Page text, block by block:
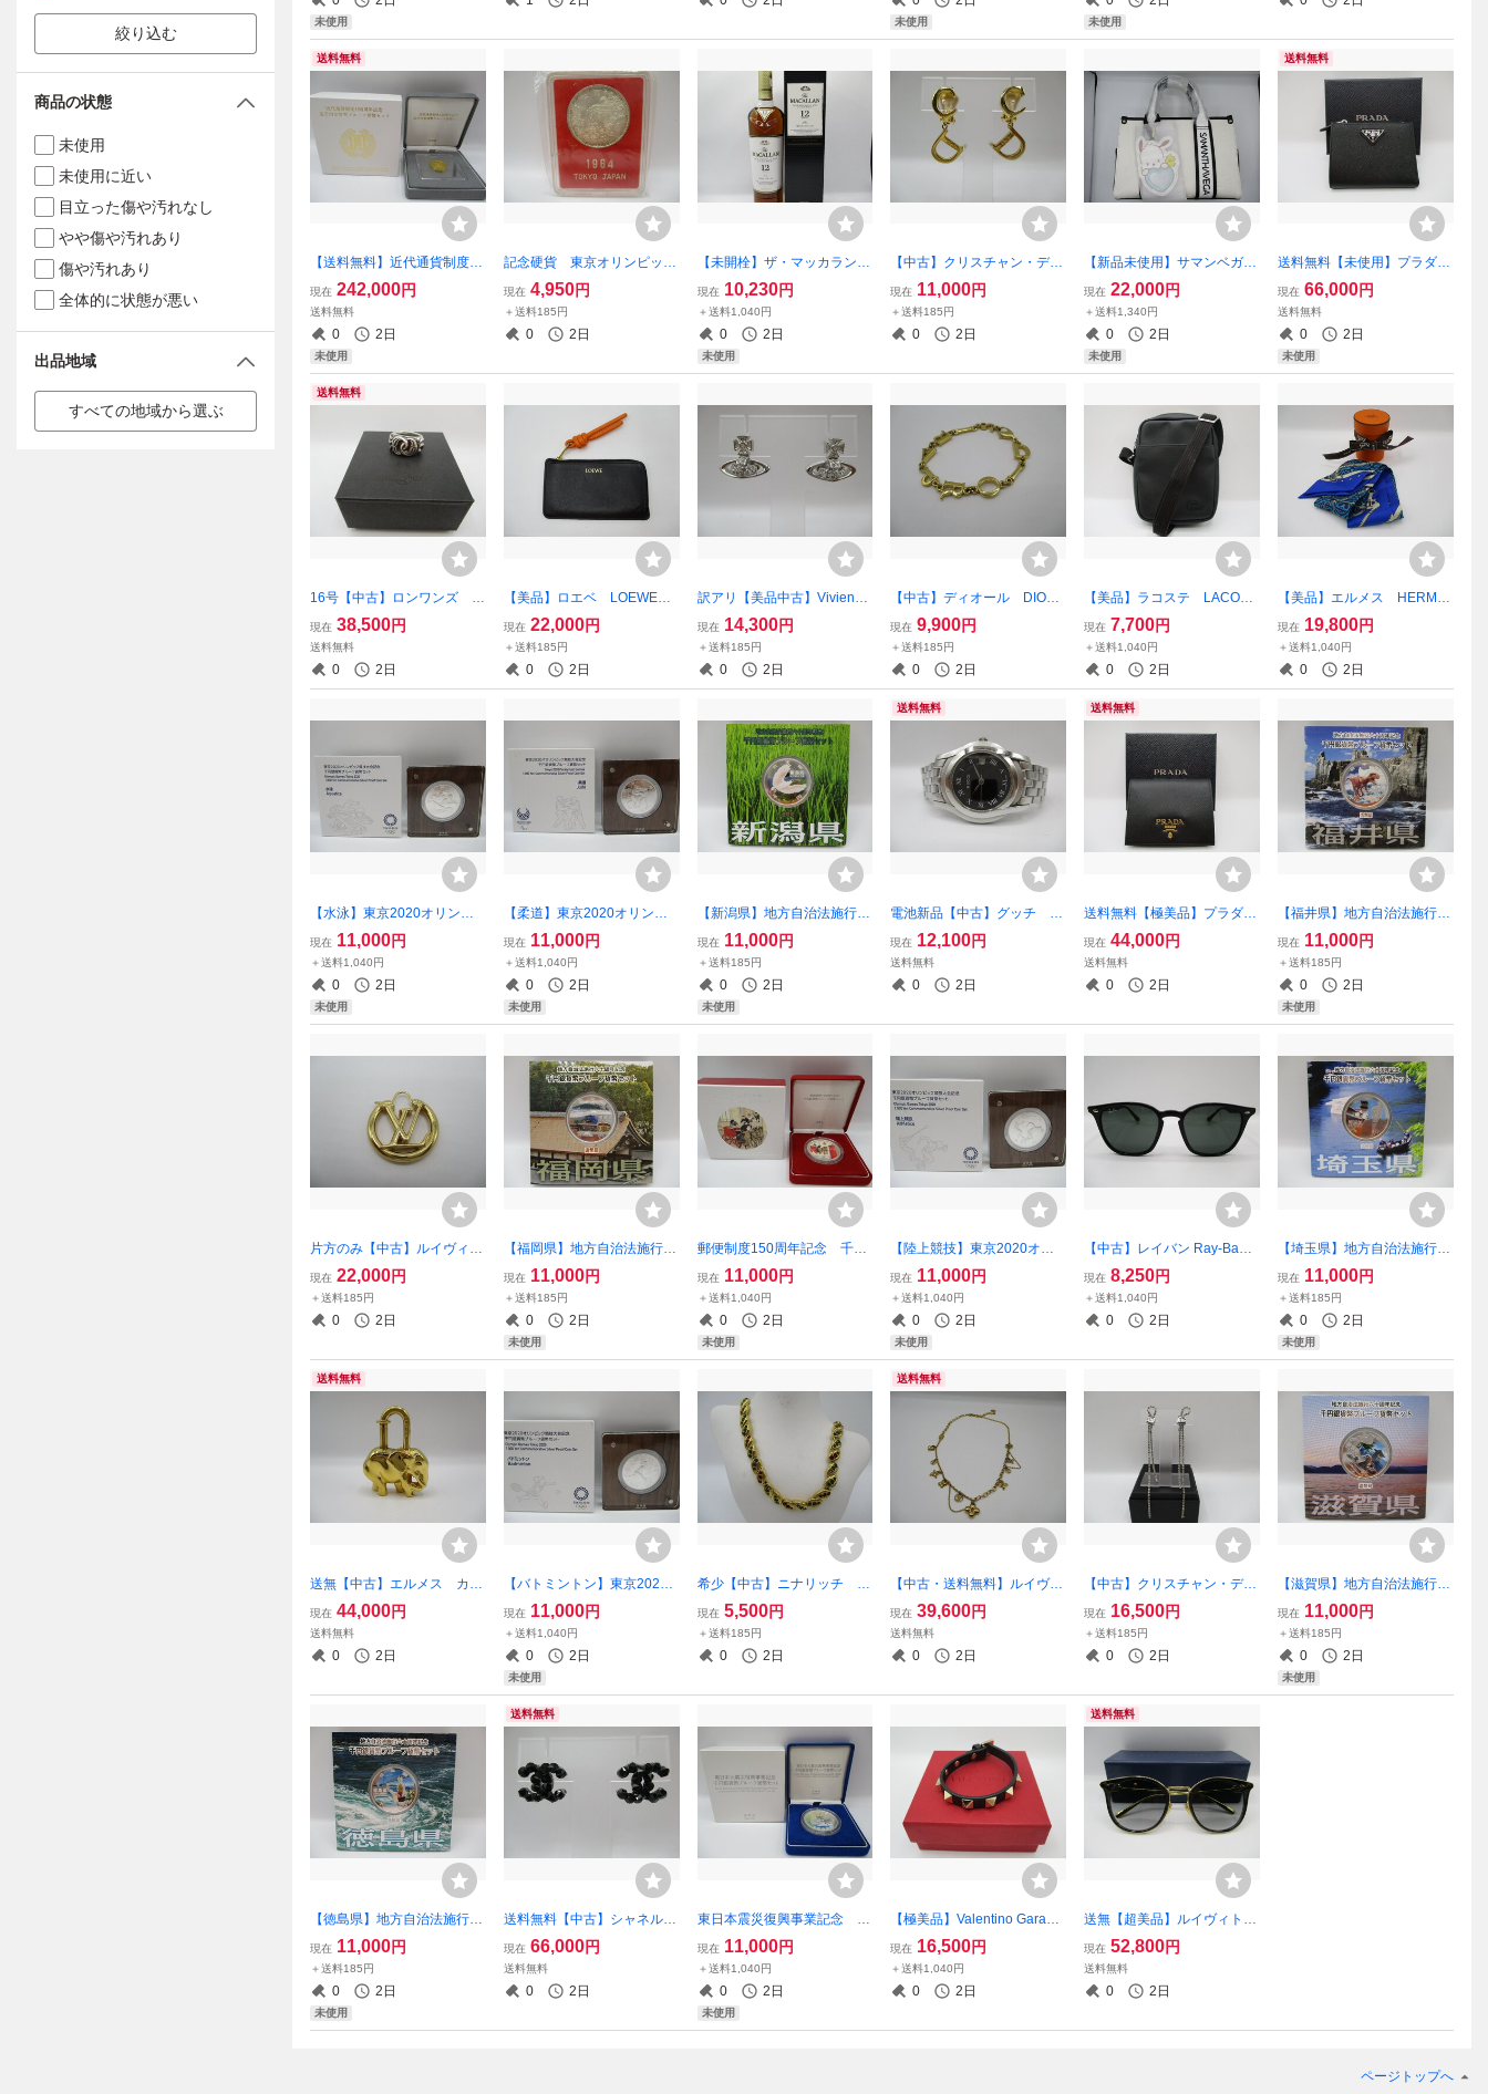
未使用 未使用 未使用
送料無料
【送料無料】近代通貨制度15
0周年記念 五千円金貨幣プ
ルーフ貨幣セット 純金 記
念コイン 造幣局
現在 242,000円
送料無料
0 2日
未使用
記念硬貨 東京オリンピッ
ク 昭和39年 1964年 10
00円銀貨 専用ケース
現在 4,950円
＋送料185円
0 2日
【未開栓】ザ・マッカラン12
年 シェリーオークカスク
スコッチ 40% 700ml 箱
現在 10,230円
＋送料1,040円
0 2日
未使用
【中古】クリスチャン・ディ
オール Dior イヤリング C
D ゴールド色
現在 11,000円
＋送料185円
0 2日
【新品未使用】サマンベガ
Samantha Vega 「ポチャ
ッコ」コレクション ハンド
バック 別売りチャーム付き
現在 22,000円
＋送料1,340円
0 2日
未使用
送料無料
送料無料【未使用】プラダ
サフィアーノ トライアング
ル 2つ折り財布 ブラッ
ク PRADA 1ML050
現在 66,000円
送料無料
0 2日
未使用
送料無料
16号【中古】ロンワンズ L
ONE ONES コスミックユ
ニオンリング レナードカム
ホート SV925
現在 38,500円
送料無料
0 2日
【美品】ロエベ LOEWE
ノットコインカードホルダ
ー ブラック×オレンジ
現在 22,000円
＋送料185円
0 2日
訳アリ【美品中古】Vivienne
Westwood ヴィヴィアンウ
エストウッド ディアマンテ
ハートモチーフ ピアス レ
ディース
現在 14,300円
＋送料185円
0 2日
【中古】ディオール DIOR
PARIS ロゴブレス ゴー
ルド色
現在 9,900円
＋送料185円
0 2日
【美品】ラコステ LACOST
E メンズクラシック バーテ
ィカルカメラバッグ NH44
22HC ボディバッグ・ショ
ルダーバッグ ミニマム
現在 7,700円
＋送料1,040円
0 2日
【美品】エルメス HERME
S ツイリー ブルー系 H0
62861S 05 シルク100％
現在 19,800円
＋送料1,040円
0 2日
【水泳】東京2020オリンピ
ック競技大会記念 千円銀貨
幣プルーフ貨幣セット 純
銀 銀メダル 記念コイン
造幣局
現在 11,000円
＋送料1,040円
0 2日
未使用
【柔道】東京2020オリンピ
ック競技大会記念 千円銀貨
幣プルーフ貨幣セット 純
銀 銀メダル 記念コイン
造幣局
現在 11,000円
＋送料1,040円
0 2日
未使用
【新潟県】地方自治法施行60
周年記念 1000円銀貨幣プル
ーフ貨幣セット Ａセット
平成25年/2013年
現在 11,000円
＋送料185円
0 2日
未使用
送料無料
電池新品【中古】グッチ G
ucci レディース腕時計 55
00L 黒文字盤
現在 12,100円
送料無料
0 2日
送料無料
送料無料【極美品】プラダ
サフィアーノ 2つ折り財
布 ブラック PRADA 1M
V204
現在 44,000円
送料無料
0 2日
【福井県】地方自治法施行60
周年記念 1000円銀貨幣プル
ーフ貨幣セット Ａセット
平成25年/2013年
現在 11,000円
＋送料185円
0 2日
未使用
片方のみ【中古】ルイヴィト
ン LV ピアス・ルイー
ズ Ｍ00396 右用？
現在 22,000円
＋送料185円
0 2日
【福岡県】地方自治法施行60
周年記念 1000円銀貨幣プル
ーフ貨幣セット Ａセット
平成25年/2013年
現在 11,000円
＋送料185円
0 2日
未使用
郵便制度150周年記念 千円
銀貨幣プルーフ貨幣セット
純銀 銀メダル 記念コイ
ン 造幣局
現在 11,000円
＋送料1,040円
0 2日
未使用
【陸上競技】東京2020オリ
ンピック競技大会記念 千円
銀貨幣プルーフ貨幣セット
純銀 銀メダル 記念コイ
ン 造幣局
現在 11,000円
＋送料1,040円
0 2日
未使用
【中古】レイバン Ray-Ban
サングラス RB4258-F 601/7
1 52□20 120
現在 8,250円
＋送料1,040円
0 2日
【埼玉県】地方自治法施行60
周年記念 1000円銀貨幣プル
ーフ貨幣セット Ａセット
平成25年/2013年
現在 11,000円
＋送料185円
0 2日
未使用
送料無料
送無【中古】エルメス カデ
ナ・バックチャーム 象・エ
レファント 1997年限定 H
ERMES
現在 44,000円
送料無料
0 2日
【バトミントン】東京2020
オリンピック競技大会記念
千円銀貨幣プルーフ貨幣セッ
ト 純銀 銀メダル 記念コ
イン 造幣局
現在 11,000円
＋送料1,040円
0 2日
未使用
希少【中古】ニナリッチ NI
NA RICCI ヴィンテージ
チェーンネックレス ゴール
ド色
現在 5,500円
＋送料185円
0 2日
送料無料
【中古・送料無料】ルイヴィ
トン LV コリエ ブルーミ
ング ネックレス M64855
現在 39,600円
送料無料
0 2日
【中古】クリスチャン・ディ
オール Dior イヤリング C
D シルバー色
現在 16,500円
＋送料185円
0 2日
【滋賀県】地方自治法施行60
周年記念 1000円銀貨幣プル
ーフ貨幣セット Ａセット
平成25年/2013年
現在 11,000円
＋送料185円
0 2日
未使用
【徳島県】地方自治法施行60
周年記念 1000円銀貨幣プル
ーフ貨幣セット Ａセット
平成25年/2013年
現在 11,000円
＋送料185円
0 2日
未使用
送料無料
送料無料【中古】シャネル
CHANEL ピアス ブラック
ラインストーン ココマー
ク
現在 66,000円
送料無料
0 2日
東日本震災復興事業記念 千
円銀貨幣プルーフ貨幣セット
純銀 銀メダル 記念コイ
ン 造幣局
現在 11,000円
＋送料1,040円
0 2日
未使用
【極美品】Valentino Garava
ni ヴァレンティノ・ガラヴ
ァーニ ロックスタッズ ブ
レスレット ZW2J0255VIT
レザー
現在 16,500円
＋送料1,040円
0 2日
送料無料
送無【超美品】ルイヴィト
ン LV サングラス Z256
9Ｕ 52□21-140 LV リンク
ワン・ラウンド グリ
現在 52,800円
送料無料
0 2日
絞り込む
商品の状態
未使用
未使用に近い
目立った傷や汚れなし
やや傷や汚れあり
傷や汚れあり
全体的に状態が悪い
出品地域
すべての地域から選ぶ
ページトップへ